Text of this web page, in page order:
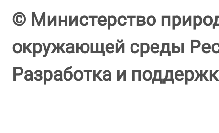
© Министерство
окружающей среды
Разработка и